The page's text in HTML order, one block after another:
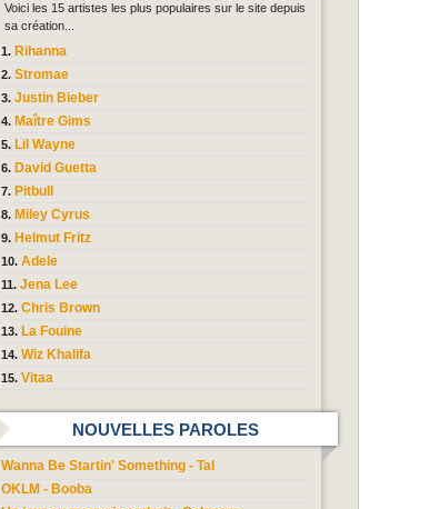
Voici les 15 artistes les plus populaires sur le site depuis
sa création...
Rihanna
Stromae
Justin Bieber
Maître Gims
Lil Wayne
David Guetta
Pitbull
Miley Cyrus
Helmut Fritz
Adele
Jena Lee
Chris Brown
La Fouine
Wiz Khalifa
Vitaa
NOUVELLES PAROLES
Wanna Be Startin' Something - Tal
OKLM - Booba